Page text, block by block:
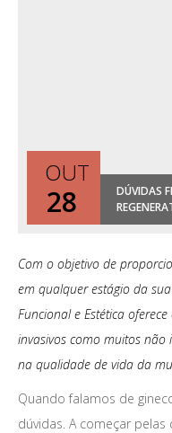
OUT
28
DÚVIDAS
Com o objetivo de
em qualquer estágio da
Funcional e Estética
invasivos como muitos
na qualidade de vida da
Quando falamos de
dúvidas. A começar